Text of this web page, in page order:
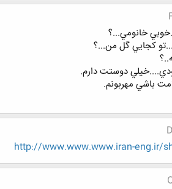
خانومي...؟
كجايي گل من...؟
دوستت دارم.
باشي مهربونم.
http://www.www.www.iran-eng.ir/